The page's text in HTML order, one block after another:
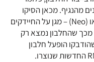
מהנגיף. מכאן הסיקו
החוקרים שהחלבון – שקיבל את השם ניאו (Neo) – מגן על החיידקים
שהחלבון נמצא רק
הופעל חלבון